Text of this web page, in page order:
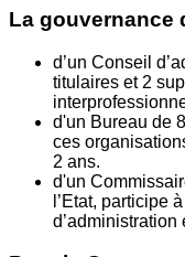
La gouvernance
d’un Conseil
titulaires et 2
d'un Bureau de
ces
2 ans.
d'un
l’Etat, participe
d’administration